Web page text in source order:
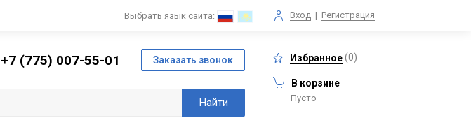
Вход | Регистрация
Выбрать язык сайта:
+7 (775) 007-55-01 Избранное(0)
В корзине
Пусто